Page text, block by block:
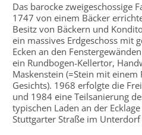
Das barocke zweigeschossige
1747 von einem Bäcker
Besitz von Bäckern und
ein massives Erdgeschoss mit
Ecken an den
ein Rundbogen-Kellertor,
Maskenstein (=Stein mit einem
Gesichts). 1968 erfolgte die
und 1984 eine Teilsanierung
typischen Laden an der
Stuttgarter Straße im